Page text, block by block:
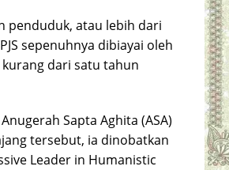
penduduk, atau lebih dari
sepenuhnya dibiayai oleh
dari satu tahun
Sapta Aghita (ASA)
tersebut, ia dinobatkan
Leader in Humanistic